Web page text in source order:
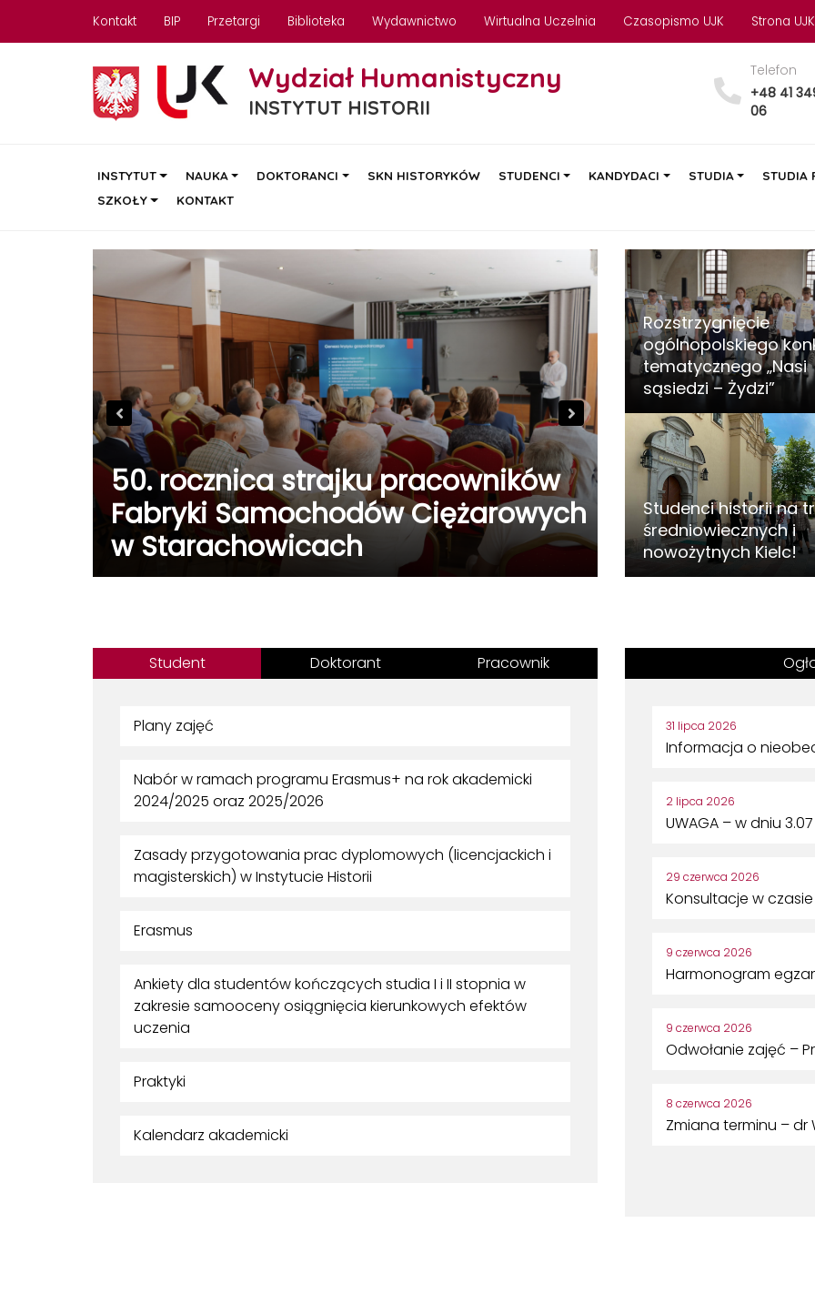
Kontakt BIP Przetargi Biblioteka Wydawnictwo Wirtualna Uczelnia Czasopismo UJK Strona UJK
Wydział Humanistyczny
INSTYTUT HISTORII
Telefon
+48 41
06
INSTYTUT NAUKA DOKTORANCI SKN HISTORYKÓW STUDENCI KANDYDACI STUDIA STUDIA
SZKOŁY
KONTAKT
50. rocznica strajku pracowników
Fabryki Samochodów Ciężarowych
w Starachowicach
Nasi
Zamek
audycji
dra hab.
Rozstrzygnięcie
ogólnopolskiego
tematycznego „Nasi
sąsiedzi – Żydzi”
Studenci historii na
średniowiecznych i
nowożytnych Kielc!
Student Doktorant Pracownik
Plany zajęć
Nabór w ramach programu Erasmus+ na rok akademicki
2024/2025 oraz 2025/2026
Zasady przygotowania prac dyplomowych (licencjackich i
magisterskich) w Instytucie Historii
Erasmus
Ankiety dla studentów kończących studia I i II stopnia w
zakresie samooceny osiągnięcia kierunkowych efektów
uczenia
Praktyki
Kalendarz akademicki
31 lipca 2026
Informacja o
2 lipca 2026
UWAGA – w dniu
29 czerwca 2026
Konsultacje w
9 czerwca 2026
Harmonogram
9 czerwca 2026
Odwołanie zajęć –
8 czerwca 2026
Zmiana terminu – dr